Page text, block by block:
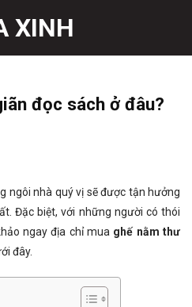
XINH
đọc sách ở đâu?
ngôi nhà quý vị sẽ được tận hưởng
Đặc biệt, với những người có thói
ngay địa chỉ mua ghế nằm thư
đây.